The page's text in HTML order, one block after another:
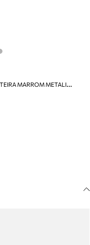
R
ASTEIRA MARROM METALIZADA SHAPE H